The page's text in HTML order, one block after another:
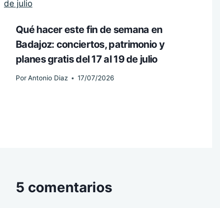
Qué hacer este fin de semana en
Badajoz: conciertos, patrimonio y
planes gratis del 17 al 19 de julio
PorAntonio Diaz 17/07/2026
5 comentarios